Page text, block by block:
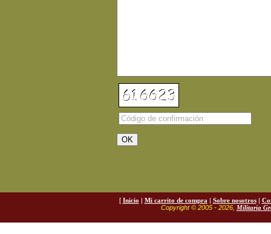
[ Inicio | Mi carrito de compra | Sobre nosotros|
Copyright © 2005 - 2026, Militaria